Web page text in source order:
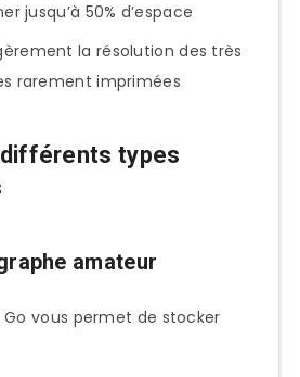
jusqu’à 50% d’espace
la résolution des très
rarement imprimées
types
amateur
Go vous permet de stocker